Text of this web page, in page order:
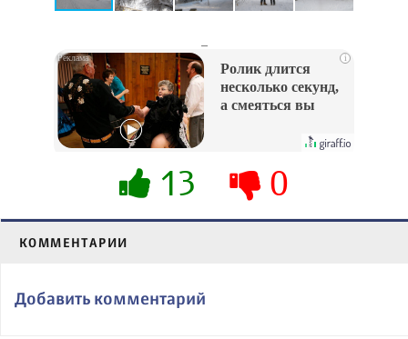
i
Ролик длится
несколько секунд,
а смеяться вы
13 0
КОММЕНТАРИИ
Добавить комментарий